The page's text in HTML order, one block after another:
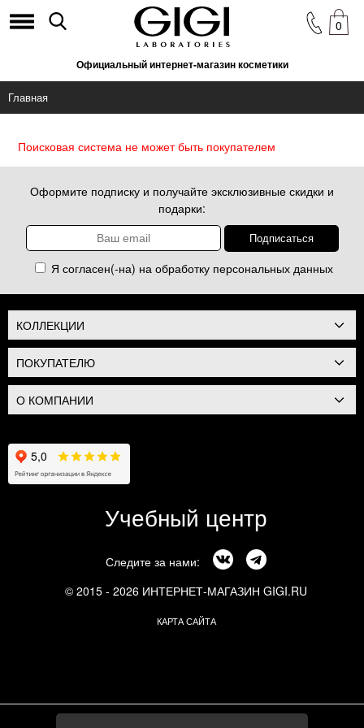
Официальный интернет-магазин косметики
0
Главная
Поисковая система не может быть покупателем
Оформите подписку и получайте эксклюзивные скидки и
подарки:
Я согласен(-на) на обработку персональных данных
КОЛЛЕКЦИИ
ПОКУПАТЕЛЮ
О КОМПАНИИ
Учебный центр
Следите за нами:
© 2015 - 2026 ИНТЕРНЕТ-МАГАЗИН GIGI.RU
КАРТА САЙТА